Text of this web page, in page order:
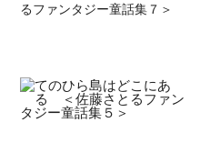
るファンタジー童話集７＞